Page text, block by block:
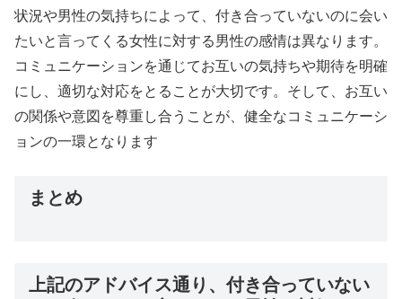
状況や男性の気持ちによって、付き合っていないのに会い
たいと言ってくる女性に対する男性の感情は異なります。
コミュニケーションを通じてお互いの気持ちや期待を明確
にし、適切な対応をとることが大切です。そして、お互い
の関係や意図を尊重し合うことが、健全なコミュニケーシ
ョンの一環となります
まとめ
上記のアドバイス通り、付き合っていない